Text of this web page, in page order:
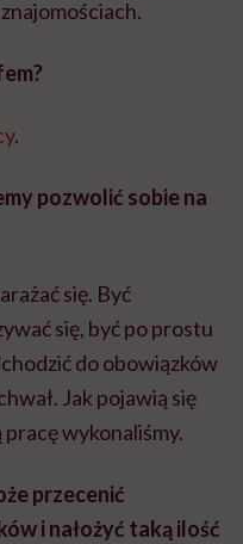
.
pozwolić sobie na
się. Być
się, być po prostu
do obowiązków
Jak pojawią się
pracę wykonaliśmy.
przecenić
i nałożyć taką ilość